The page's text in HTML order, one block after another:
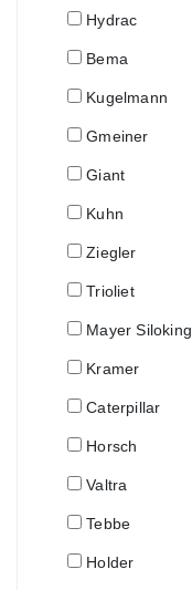
Hydrac
Bema
Kugelmann
Gmeiner
Giant
Kuhn
Ziegler
Trioliet
Mayer Siloking
Kramer
Caterpillar
Horsch
Valtra
Tebbe
Holder